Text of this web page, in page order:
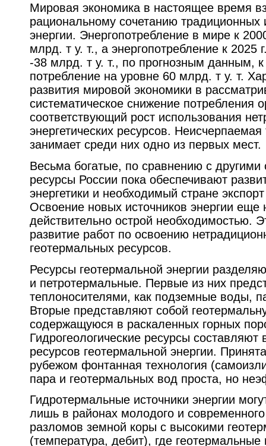
Мировая экономика в настоящее время
рациональному сочетанию традиционных
энергии. Энергопотребление в мире к
млрд. т у. т., а энергопотребление к 2025
-38 млрд. т у. т., по прогнозным данным,
потребление на уровне 60 млрд. т у. т.
развития мировой экономики в
систематическое снижение потребления
соответствующий рост использования
энергетических ресурсов.
занимает среди них одно из первых мест.
Весьма богатые, по сравнению с
ресурсы России пока обеспечивают
энергетики и необходимый стране
Освоение новых источников энергии еще
действительно острой необходимостью.
развитие работ по освоению
геотермальных ресурсов.
Ресурсы геотермальной энергии
и петротермальные. Первые из них
теплоносителями, как подземные воды,
Вторые представляют собой
содержащуюся в раскаленных горных
Гидрогеологические ресурсы составляют
ресурсов геотермальной энергии.
рубежом фонтанная технология
пара и геотермальных вод проста, но
Гидротермальные источники энергии
лишь в районах молодого и
разломов земной коры с высокими
(температура, дебит), где